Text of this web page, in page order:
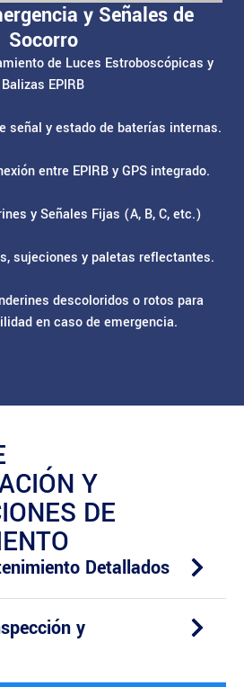
y Señales de
Socorro
de Luces Estroboscópicas y
Balizas EPIRB
señal y estado de baterías internas.
entre EPIRB y GPS integrado.
y Señales Fijas (A, B, C, etc.)
sujeciones y paletas reflectantes.
descoloridos o rotos para
en caso de emergencia.
Y
DE
Detallados
y